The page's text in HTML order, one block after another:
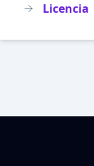
Licencia